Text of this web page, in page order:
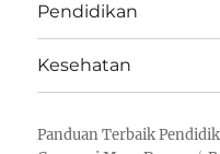
Pendidikan
Kesehatan
Panduan Terbaik